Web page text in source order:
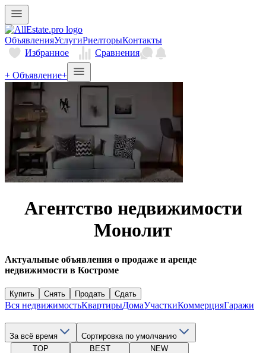
ОбъявленияУслугиРиелторыКонтакты
Избранное
Сравнения
+ Объявление+
Агентство недвижимости
Монолит
Актуальные объявления о продаже и аренде
недвижимости в Костроме
Купить Снять Продать Сдать
Вся недвижимостьКвартирыДомаУчасткиКоммерцияГаражи
За всё время
Сортировка по умолчанию
TOP
BEST NEW